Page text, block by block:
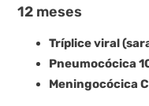
12 meses
Tríplice viral
Pneumocócica
Meningocócica